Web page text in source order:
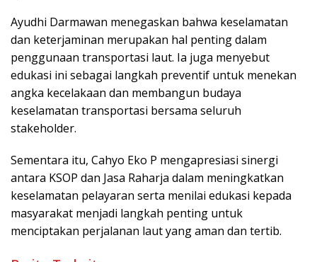
Ayudhi Darmawan menegaskan bahwa keselamatan
dan keterjaminan merupakan hal penting dalam
penggunaan transportasi laut. Ia juga menyebut
edukasi ini sebagai langkah preventif untuk menekan
angka kecelakaan dan membangun budaya
keselamatan transportasi bersama seluruh
stakeholder.
Sementara itu, Cahyo Eko P mengapresiasi sinergi
antara KSOP dan Jasa Raharja dalam meningkatkan
keselamatan pelayaran serta menilai edukasi kepada
masyarakat menjadi langkah penting untuk
menciptakan perjalanan laut yang aman dan tertib.